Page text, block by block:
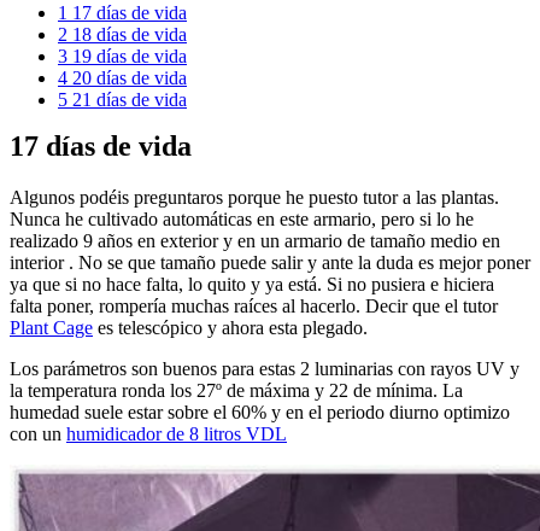
1 17 días de vida
2 18 días de vida
3 19 días de vida
4 20 días de vida
5 21 días de vida
17 días de vida
Algunos podéis preguntaros porque he puesto tutor a las plantas.
Nunca he cultivado automáticas en este armario, pero si lo he
realizado 9 años en exterior y en un armario de tamaño medio en
interior . No se que tamaño puede salir y ante la duda es mejor poner
ya que si no hace falta, lo quito y ya está. Si no pusiera e hiciera
falta poner, rompería muchas raíces al hacerlo. Decir que el tutor
Plant Cage es telescópico y ahora esta plegado.
Los parámetros son buenos para estas 2 luminarias con rayos UV y
la temperatura ronda los 27º de máxima y 22 de mínima. La
humedad suele estar sobre el 60% y en el periodo diurno optimizo
con un humidicador de 8 litros VDL